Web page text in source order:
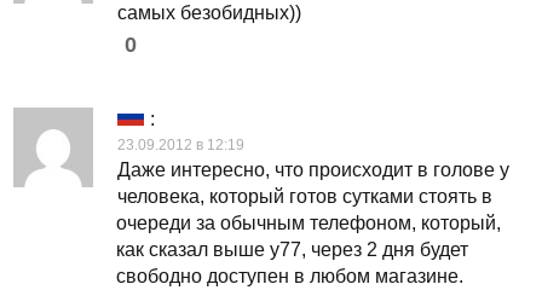
самых безобидных))
0
:
23.09.2012 в 12:19
Даже интересно, что происходит в голове у
человека, который готов сутками стоять в
очереди за обычным телефоном, который,
как сказал выше у77, через 2 дня будет
свободно доступен в любом магазине.